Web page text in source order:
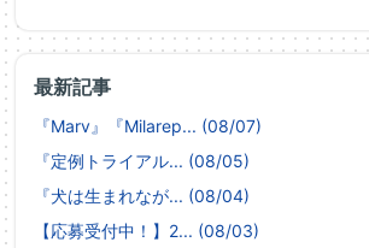
最新記事
『Marv』『Milarep... (08/07)
『定例トライアル... (08/05)
『犬は生まれなが... (08/04)
【応募受付中！】2... (08/03)